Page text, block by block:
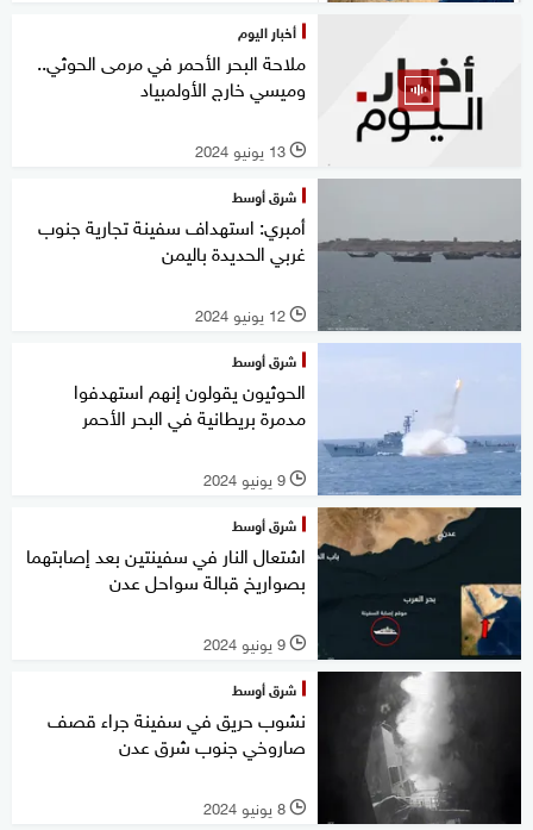
أخبار اليوم
ملاحة البحر الأحمر في مرمى الحوثي..
وميسي خارج الأولمبياد
l 13 يونيو 2024
شرق أوسط
أمبري: استهداف سفينة تجارية جنوب
غربي الحديدة باليمن
l 12 يونيو 2024
شرق أوسط
الحوثيون يقولون إنهم استهدفوا
مدمرة بريطانية في البحر الأحمر
l 9 يونيو 2024
شرق أوسط
اشتعال النار في سفينتين بعد إصابتهما
بصواريخ قبالة سواحل عدن
l 9 يونيو 2024
شرق أوسط
نشوب حريق في سفينة جراء قصف
صاروخي جنوب شرق عدن
l 8 يونيو 2024